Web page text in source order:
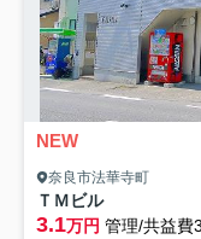
NEW
奈良市法華寺町
ＴＭビル
3.1万円 管理/共益費